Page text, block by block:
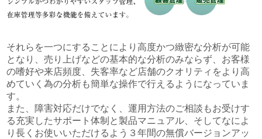
それらを一つにすることにより高度かつ緻密な分析が可能
となり、売り上げなどの基本的な分析のみならず、お客様
の嗜好や来店頻度、失客率など店舗のクオリティをより高
めていく為の分析も簡単な操作で行えるようになっていま
す。
また、障害対応だけでなく、運用方法のご相談もお受けす
る充実したサポート体制と製品マニュアル、そしてなによ
り長くお使いいただけるよう３年間の無償バージョンアッ